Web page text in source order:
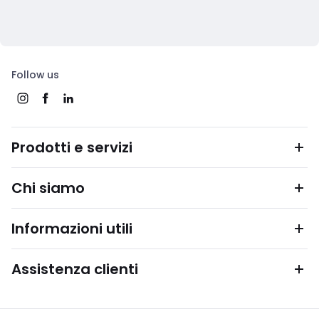
Follow us
Prodotti e servizi
Chi siamo
Informazioni utili
Assistenza clienti